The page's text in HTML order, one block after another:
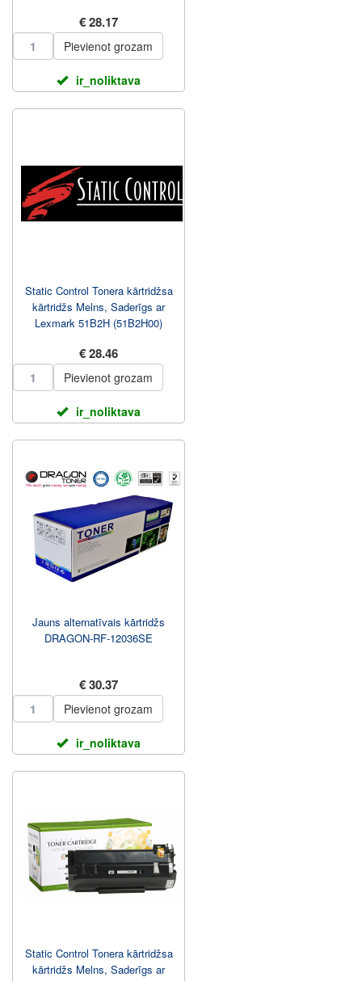
€ 28.17
Pievienot grozam
ir_noliktava
Static Control Tonera kārtridžsa
kārtridžs Melns, Saderīgs ar
Lexmark 51B2H (51B2H00)
€ 28.46
Pievienot grozam
ir_noliktava
Jauns alternatīvais kārtridžs
DRAGON-RF-12036SE
€ 30.37
Pievienot grozam
ir_noliktava
Static Control Tonera kārtridžsa
kārtridžs Melns, Saderīgs ar